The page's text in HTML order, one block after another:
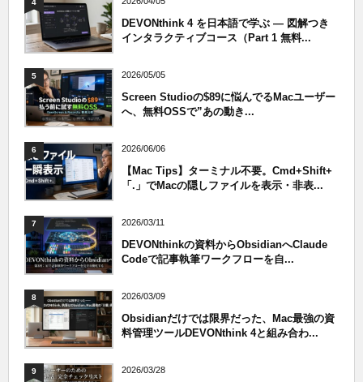
4
DEVONthink 4 を日本語で学ぶ — 図解つき
インタラクティブコース（Part 1 無料...
5 2026/05/05
Screen Studioの$89に悩んでるMacユーザー
へ、無料OSSで”あの動き...
6 2026/06/06
【Mac Tips】ターミナル不要。Cmd+Shift+
「.」でMacの隠しファイルを表示・非表...
7 2026/03/11
DEVONthinkの資料からObsidianへClaude
Codeで記事執筆ワークフローを自...
8 2026/03/09
Obsidianだけでは限界だった、Mac最強の資
料管理ツールDEVONthink 4と組み合わ...
9 2026/03/28